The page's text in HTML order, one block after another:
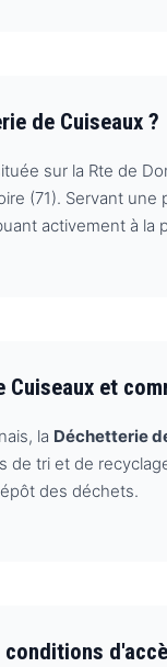
de Cuiseaux ?
sur la Rte de
(71). Servant
activement à
Cuiseaux et
la Déchetterie
de tri et de
des déchets.
conditions